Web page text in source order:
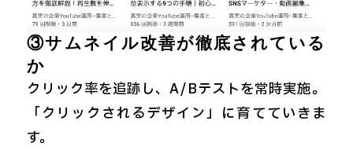
③サムネイル改善が徹底されている
か
クリック率を追跡し、A/Bテストを常時実施。
「クリックされるデザイン」に育てていきま
す。